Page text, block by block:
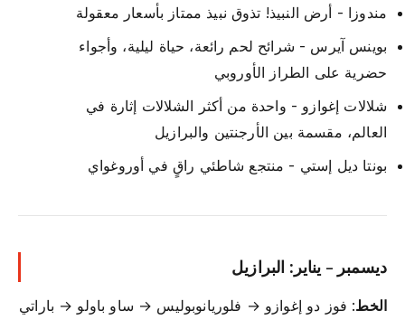
مندوزا - أرض النبيذ! تذوق نبيذ ممتاز بأسعار معقولة
بوينس آيرس - شرائح لحم رائعة، حياة ليلية، وأجواء
حضرية على الطراز الأوروبي
شلالات إغوازو - واحدة من أكثر الشلالات إثارة في
العالم، مقسمة بين الأرجنتين والبرازيل
بونتا ديل إستي - منتجع شاطئي راقٍ في أوروغواي
ديسمبر - يناير: البرازيل
الخط: فوز دو إغوازو → فلوريانوبوليس → ساو باولو → باراتي